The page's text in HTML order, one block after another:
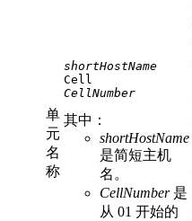
单
元
名
称
shortHostName
CellNumber
其中：
shortHostName
是简短主机
名。
CellNumber是
从 01 开始的